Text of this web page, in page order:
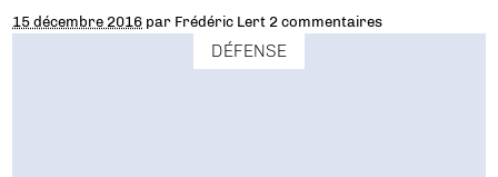
15 décembre 2016 par Frédéric Lert 2 commentaires
DÉFENSE